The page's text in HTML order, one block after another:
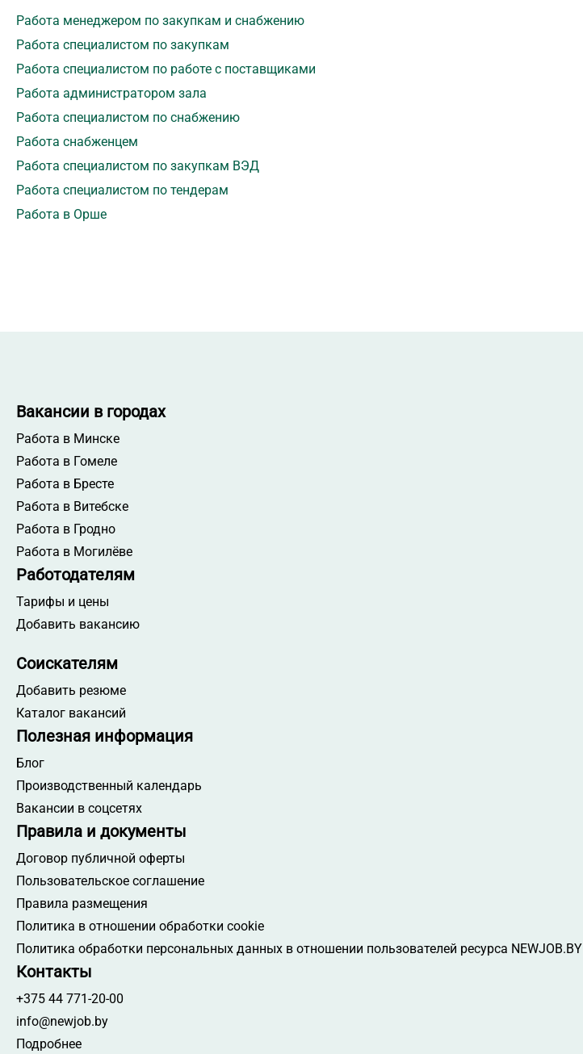
Работа менеджером по закупкам и снабжению
Работа специалистом по закупкам
Работа специалистом по работе с поставщиками
Работа администратором зала
Работа специалистом по снабжению
Работа снабженцем
Работа специалистом по закупкам ВЭД
Работа специалистом по тендерам
Работа в Орше
Вакансии в городах
Работа в Минске
Работа в Гомеле
Работа в Бресте
Работа в Витебске
Работа в Гродно
Работа в Могилёве
Работодателям
Тарифы и цены
Добавить вакансию
Соискателям
Добавить резюме
Каталог вакансий
Полезная информация
Блог
Производственный календарь
Вакансии в соцсетях
Правила и документы
Договор публичной оферты
Пользовательское соглашение
Правила размещения
Политика в отношении обработки cookie
Политика обработки персональных данных в отношении пользователей ресурса NEWJOB.BY
Контакты
+375 44 771-20-00
info@newjob.by
Подробнее